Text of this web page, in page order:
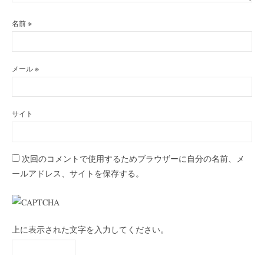
名前※
メール※
サイト
次回のコメントで使用するためブラウザーに自分の名前、メ
ールアドレス、サイトを保存する。
上に表示された文字を入力してください。